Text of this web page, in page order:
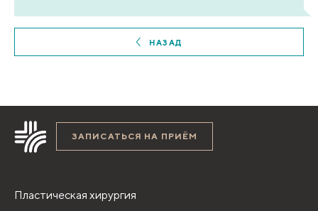
НАЗАД
ЗАПИСАТЬСЯ НА ПРИЁМ
Пластическая хирургия